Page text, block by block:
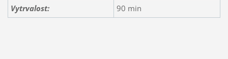
Vytrvalost:
90 min